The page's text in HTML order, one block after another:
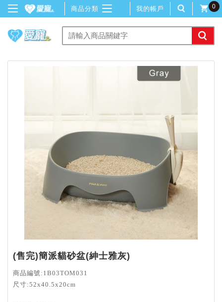
商品分類 我的帳戶 0
(售完)簡派貓砂盆(紳士雅灰)
商品編號:1B03TOM031
尺寸:52x40.5x20cm